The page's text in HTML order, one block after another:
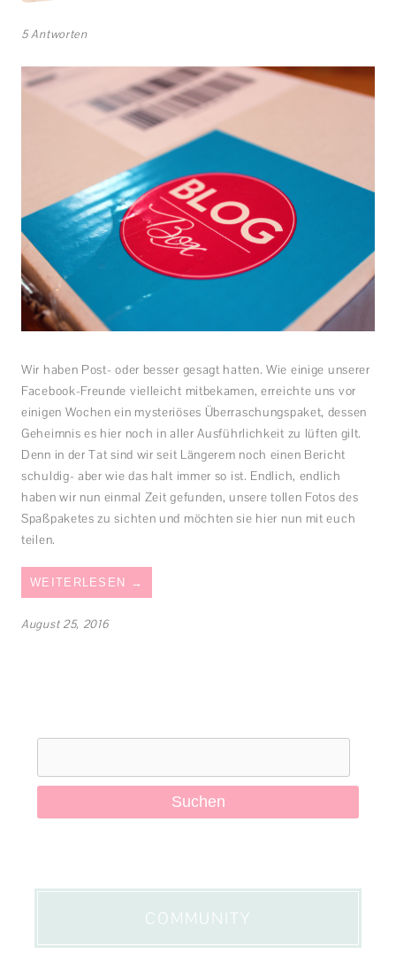
5 Antworten
Wir haben Post- oder besser gesagt hatten. Wie einige unserer
Facebook-Freunde vielleicht mitbekamen, erreichte uns vor
einigen Wochen ein mysteriöses Überraschungspaket, dessen
Geheimnis es hier noch in aller Ausführlichkeit zu lüften gilt.
Denn in der Tat sind wir seit Längerem noch einen Bericht
schuldig- aber wie das halt immer so ist. Endlich, endlich
haben wir nun einmal Zeit gefunden, unsere tollen Fotos des
Spaßpaketes zu sichten und möchten sie hier nun mit euch
teilen.
WEITERLESEN →
August 25, 2016
Suchen
COMMUNITY